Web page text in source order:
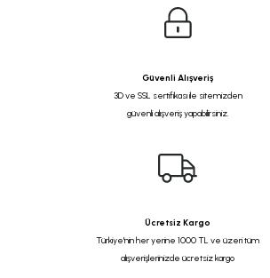
Güvenli Alışveriş
3D ve SSL sertifikası ile sitemizden
güvenli alışveriş yapabilirsiniz.
Ücretsiz Kargo
Türkiye'nin her yerine 1000 TL ve üzeri tüm
alışverişlerinizde ücretsiz kargo